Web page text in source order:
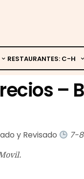
RESTAURANTES: C-H
–
y Revisado 7-